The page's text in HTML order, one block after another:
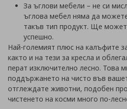
За ъглови мебели – не си
ъглова мебел няма да
такъв тип продукт. Ще
успешно.
Най-големият плюс на калъфите
както и на тези за кресла и
перат изключително лесно. Това
поддържането на чисто във
отглеждате животни, подобен
чистенето на косми много по-